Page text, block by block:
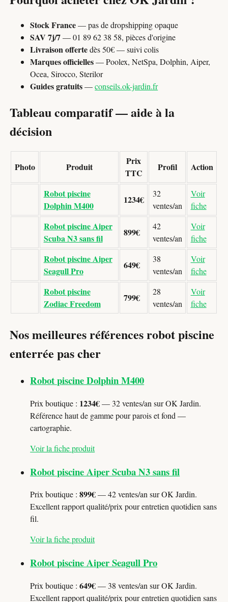
Stock France— pas de dropshipping opaque
SAV 7j/7— 01 89 62 38 58, pièces d'origine
Livraison offertedès 50€ — suivi colis
Marques officielles— Poolex, NetSpa, Dolphin, Aiper,
Ocea, Sirocco, Sterilor
Guides gratuits—conseils.ok-jardin.fr
Tableau comparatif — aide à la
décision
Photo Produit
Prix
TTC
Profil Action
Robot piscine
Dolphin M400
1234€
32
ventes/an
Voir
fiche
Robot piscine Aiper
Scuba N3 sans fil
899€
42
ventes/an
Voir
fiche
Robot piscine Aiper
Seagull Pro
649€
38
ventes/an
Voir
fiche
Robot piscine
Zodiac Freedom
799€
28
ventes/an
Voir
fiche
Nos meilleures références robot piscine
enterrée pas cher
Robot piscine Dolphin M400
Prix boutique : 1234€— 32 ventes/an sur OK Jardin.
Référence haut de gamme pour parois et fond —
cartographie.
Voir la fiche produit
Robot piscine Aiper Scuba N3 sans fil
Prix boutique :899€— 42 ventes/an sur OK Jardin.
Excellent rapport qualité/prix pour entretien quotidien sans
fil.
Voir la fiche produit
Robot piscine Aiper Seagull Pro
Prix boutique :649€— 38 ventes/an sur OK Jardin.
Excellent rapport qualité/prix pour entretien quotidien sans